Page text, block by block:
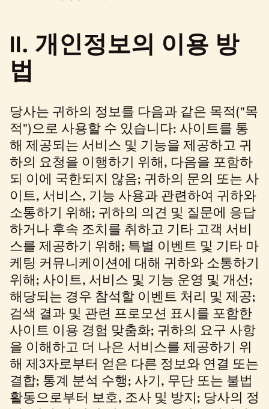
II. 개인정보의 이용 방
법
당사는 귀하의 정보를 다음과 같은 목적("목
적")으로 사용할 수 있습니다: 사이트를 통
해 제공되는 서비스 및 기능을 제공하고 귀
하의 요청을 이행하기 위해, 다음을 포함하
되 이에 국한되지 않음; 귀하의 문의 또는 사
이트, 서비스, 기능 사용과 관련하여 귀하와
소통하기 위해; 귀하의 의견 및 질문에 응답
하거나 후속 조치를 취하고 기타 고객 서비
스를 제공하기 위해; 특별 이벤트 및 기타 마
케팅 커뮤니케이션에 대해 귀하와 소통하기
위해; 사이트, 서비스 및 기능 운영 및 개선;
해당되는 경우 참석할 이벤트 처리 및 제공;
검색 결과 및 관련 프로모션 표시를 포함한
사이트 이용 경험 맞춤화; 귀하의 요구 사항
을 이해하고 더 나은 서비스를 제공하기 위
해 제3자로부터 얻은 다른 정보와 연결 또는
결합; 통계 분석 수행; 사기, 무단 또는 불법
활동으로부터 보호, 조사 및 방지; 당사의 정